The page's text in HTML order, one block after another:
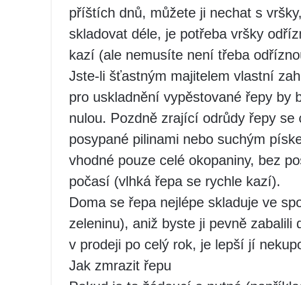
příštích dnů, můžete ji nechat s
skladovat déle, je potřeba vršky
kazí (ale nemusíte není třeba
Jste-li šťastným majitelem vlastní
pro uskladnění vypěstované řepy by
nulou. Pozdně zrající odrůdy řepy
posypané pilinami nebo suchým
vhodné pouze celé okopaniny, bez
počasí (vlhká řepa se rychle kazí).
Doma se řepa nejlépe skladuje ve
zeleninu), aniž byste ji pevně zabalili
v prodeji po celý rok, je lepší jí
Jak zmrazit řepu